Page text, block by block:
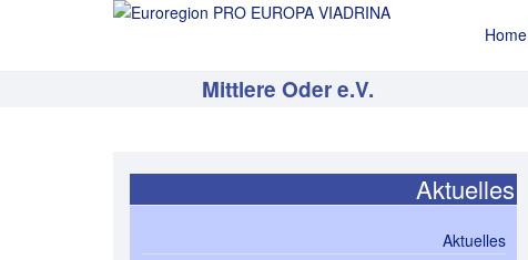
Home
Mittlere Oder e.V.
Aktuelles
Aktuelles